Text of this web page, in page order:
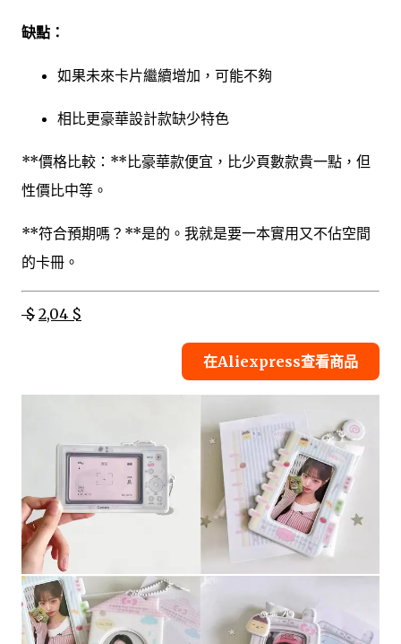
缺點：
如果未來卡片繼續增加，可能不夠
相比更豪華設計款缺少特色
**價格比較：**比豪華款便宜，比少頁數款貴一點，但
性價比中等。
**符合預期嗎？**是的。我就是要一本實用又不佔空間
的卡冊。
$ 2,04 $
在Aliexpress查看商品